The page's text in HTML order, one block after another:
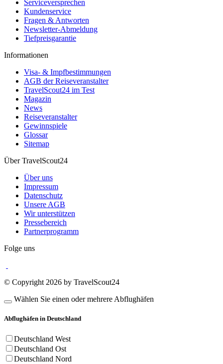
Serviceversprechen
Kundenservice
Fragen & Antworten
Newsletter-Abmeldung
Tiefpreisgarantie
Informationen
Visa- & Impfbestimmungen
AGB der Reiseveranstalter
TravelScout24 im Test
Magazin
News
Reiseveranstalter
Gewinnspiele
Glossar
Sitemap
Über TravelScout24
Über uns
Impressum
Datenschutz
Unsere AGB
Wir unterstützen
Pressebereich
Partnerprogramm
Folge uns
© Copyright 2026 by TravelScout24
Wählen Sie einen oder mehrere Abflughäfen
Abflughäfen in Deutschland
Deutschland West
Deutschland Ost
Deutschland Nord